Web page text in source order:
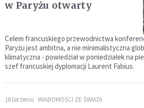
w Paryżu otwarty
Celem francuskiego przewodnictwa
Paryżu jest ambitna, a nie minimalistyczna
klimatyczna - powiedział w poniedziałek na
szef francuskiej dyplomacji Laurent Fabius.
10 lat temu WIADOMOŚCI ZE ŚWIATA